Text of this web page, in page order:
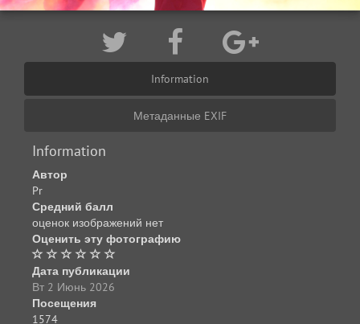
Information
Метаданные EXIF
Information
Автор
Pr
Средний балл
оценок изображений нет
Оценить эту фотографию
Дата публикации
Вт 2 Июнь 2026
Посещения
1574